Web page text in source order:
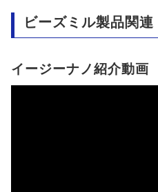
ビーズミル製品関連
イージーナノ紹介動画